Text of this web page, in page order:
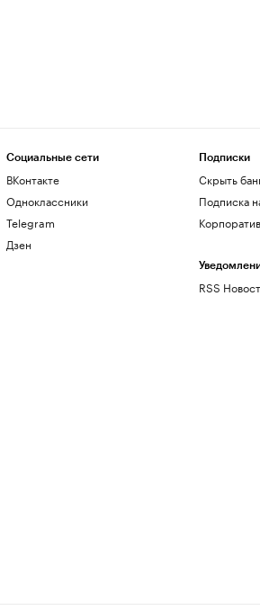
Социальные сети
ВКонтакте
Одноклассники
Telegram
Дзен
Подписки
Скрыть
Подписка
RSS